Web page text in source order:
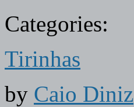
Categories:
Tirinhas
by Caio Diniz